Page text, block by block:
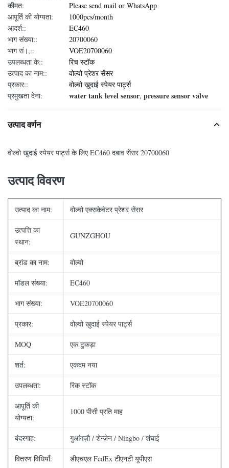
कीमत:
Please send mail or WhatsApp
आपूर्ति की योग्यता:
1000pcs/month
आदर्श::
EC460
भाग संख्या::
20700060
भाग सं।,::
VOE20700060
उपलब्धता के::
रिच स्टॉक
उत्पाद का नाम::
वोल्वो प्रेशर सेंसर
प्रकार::
वोल्वो खुदाई स्पेयर पार्ट्स
प्रमुखता देना:
water tank level sensor, pressure sensor valve
उत्पाद वर्णन
वोल्वो खुदाई स्पेयर पार्ट्स के लिए EC460 दबाव सेंसर 20700060
उत्पाद विवरण
उत्पाद का नाम: वोल्वो एक्सकेवेटर प्रेशर सेंसर
उत्पत्ति का
स्थान:
GUNZGHOU
ब्रांड का नाम: वोल्वो
मॉडल संख्या: EC460
भाग संख्या: VOE20700060
प्रकार: वोल्वो खुदाई स्पेयर पार्ट्स
MOQ एक टुकड़ा
शर्त: एकदम नया
उपलब्धता: रिक स्टॉक
आपूर्ति की
योग्यता:
1000 पीसी प्रति माह
बंदरगाह: गुआंगज़ौ / शेन्ज़ेन / Ningbo / शंघाई
वितरण विधियाँ: डीएचएल FedEx टीएनटी यूपीएस